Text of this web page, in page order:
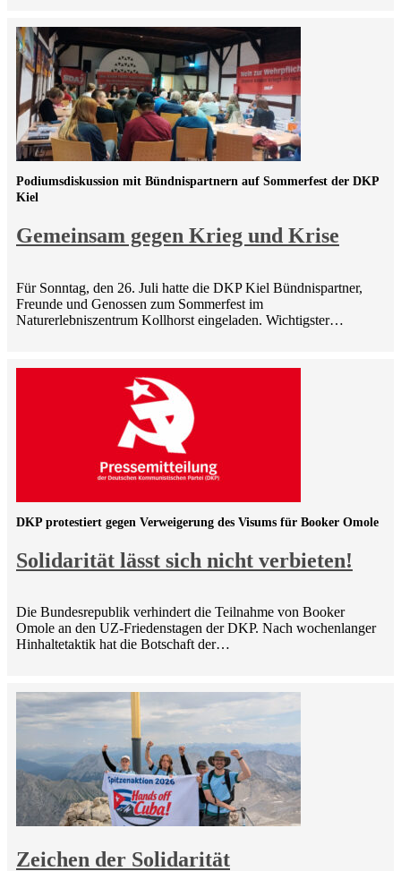
Gemeinsam gegen Krieg und Krise
Podiumsdiskussion mit Bündnispartnern auf Sommerfest der DKP
Kiel
Für Sonntag, den 26. Juli hatte die DKP Kiel Bündnispartner,
Freunde und Genossen zum Sommerfest im
Naturerlebniszentrum Kollhorst eingeladen. Wichtigster…
Solidarität lässt sich nicht verbieten!
DKP protestiert gegen Verweigerung des Visums für Booker Omole
Die Bundesrepublik verhindert die Teilnahme von Booker
Omole an den UZ-Friedenstagen der DKP. Nach wochenlanger
Hinhaltetaktik hat die Botschaft der…
Zeichen der Solidarität